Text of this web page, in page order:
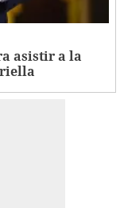
asistir a la